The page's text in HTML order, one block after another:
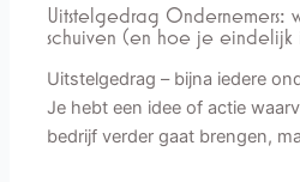
Uitstelgedrag Ondernemers:
schuiven (en hoe je eindelijk
Uitstelgedrag – bijna iedere
Je hebt een idee of actie
bedrijf verder gaat brengen,